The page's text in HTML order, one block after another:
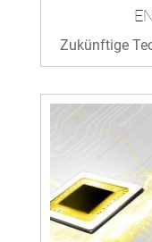
Zukünftige